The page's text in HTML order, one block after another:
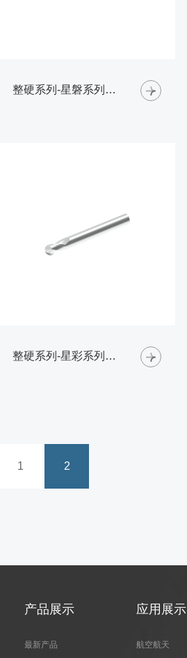
整硬系列-星磐系列高硬钢铣刀-球头铣刀
整硬系列-星彩系列铝合金铣刀-球头铣刀
1 2
产品展示
最新产品
应用展示
航空航天